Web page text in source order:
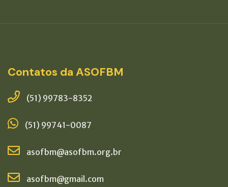
Contatos da ASOFBM
(51) 99783-8352
(51) 99741-0087
asofbm@asofbm.org.br
asofbm@gmail.com